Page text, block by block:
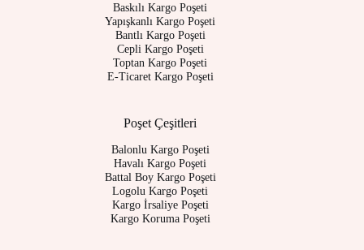
Baskılı Kargo Poşeti
Yapışkanlı Kargo Poşeti
Bantlı Kargo Poşeti
Cepli Kargo Poşeti
Toptan Kargo Poşeti
E-Ticaret Kargo Poşeti
Poşet Çeşitleri
Balonlu Kargo Poşeti
Havalı Kargo Poşeti
Battal Boy Kargo Poşeti
Logolu Kargo Poşeti
Kargo İrsaliye Poşeti
Kargo Koruma Poşeti